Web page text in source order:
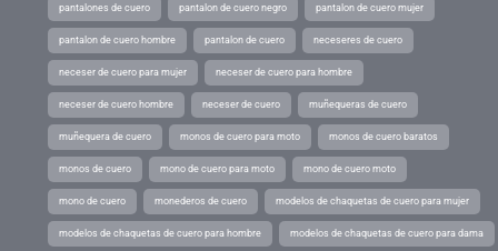
pantalones de cuero pantalon de cuero negro pantalon de cuero mujer
pantalon de cuero hombre pantalon de cuero neceseres de cuero
neceser de cuero para mujer neceser de cuero para hombre
neceser de cuero hombre neceser de cuero muñequeras de cuero
muñequera de cuero monos de cuero para moto monos de cuero baratos
monos de cuero mono de cuero para moto mono de cuero moto
mono de cuero monederos de cuero modelos de chaquetas de cuero para mujer
modelos de chaquetas de cuero para hombre modelos de chaquetas de cuero para dama